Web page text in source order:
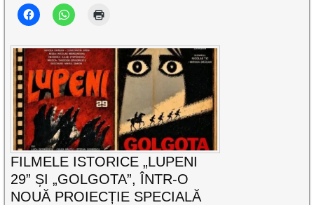
FILMELE ISTORICE „LUPENI
29” ȘI „GOLGOTA”, ÎNTR-O
NOUĂ PROIECȚIE SPECIALĂ